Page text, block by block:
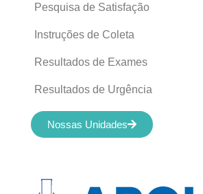
Pesquisa de Satisfação
Instruções de Coleta
Resultados de Exames
Resultados de Urgência
Nossas Unidades